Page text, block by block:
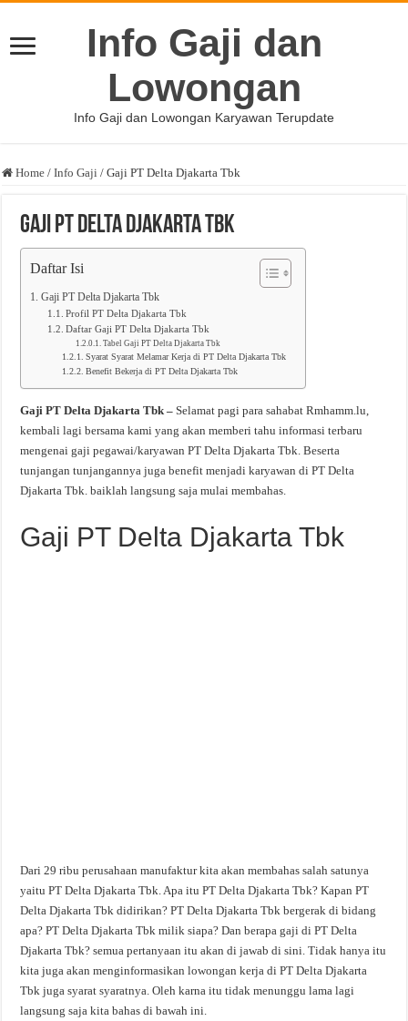
Info Gaji dan
Lowongan
Info Gaji dan Lowongan Karyawan Terupdate
Home / Info Gaji / Gaji PT Delta Djakarta Tbk
Gaji PT Delta Djakarta Tbk
Daftar Isi
Gaji PT Delta Djakarta Tbk
Profil PT Delta Djakarta Tbk
Daftar Gaji PT Delta Djakarta Tbk
Tabel Gaji PT Delta Djakarta Tbk
Syarat Syarat Melamar Kerja di PT Delta Djakarta Tbk
Benefit Bekerja di PT Delta Djakarta Tbk
Gaji PT Delta Djakarta Tbk –Selamat pagi para sahabat Rmhamm.lu,
kembali lagi bersama kami yang akan memberi tahu informasi terbaru
mengenai gaji pegawai/karyawan PT Delta Djakarta Tbk. Beserta
tunjangan tunjangannya juga benefit menjadi karyawan di PT Delta
Djakarta Tbk. baiklah langsung saja mulai membahas.
Gaji PT Delta Djakarta Tbk
Dari 29 ribu perusahaan manufaktur kita akan membahas salah satunya
yaitu PT Delta Djakarta Tbk. Apa itu PT Delta Djakarta Tbk? Kapan PT
Delta Djakarta Tbk didirikan? PT Delta Djakarta Tbk bergerak di bidang
apa? PT Delta Djakarta Tbk milik siapa? Dan berapa gaji di PT Delta
Djakarta Tbk? semua pertanyaan itu akan di jawab di sini. Tidak hanya itu
kita juga akan menginformasikan lowongan kerja di PT Delta Djakarta
Tbk juga syarat syaratnya. Oleh karna itu tidak menunggu lama lagi
langsung saja kita bahas di bawah ini.